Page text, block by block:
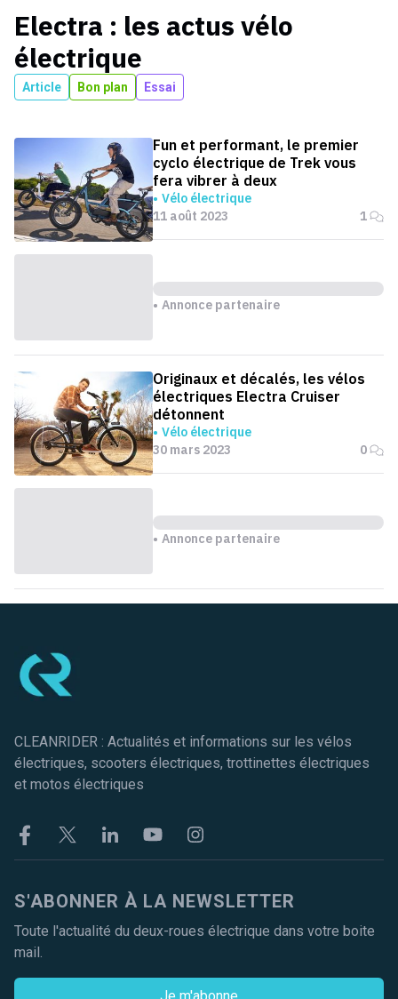
Electra : les actus vélo
électrique
Article Bon plan Essai
Fun et performant, le premier
cyclo électrique de Trek vous
fera vibrer à deux
Vélo électrique
11 août 2023
1
Annonce partenaire
Originaux et décalés, les vélos
électriques Electra Cruiser
détonnent
Vélo électrique
30 mars 2023
0
Annonce partenaire
CLEANRIDER : Actualités et informations sur les vélos
électriques, scooters électriques, trottinettes électriques
et motos électriques
FacebookTwitter LinkekinYoutubeInstagram
S'ABONNER À LA NEWSLETTER
Toute l'actualité du deux-roues électrique dans votre boite
mail.